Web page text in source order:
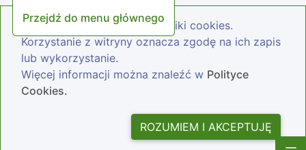
Przejdź do menu głównego
Nasza strona wykorzystuje pliki cookies.
Korzystanie z witryny oznacza zgodę na ich zapis
lub wykorzystanie.
Więcej informacji można znaleźć w Polityce
Cookies.
ROZUMIEM I AKCEPTUJĘ